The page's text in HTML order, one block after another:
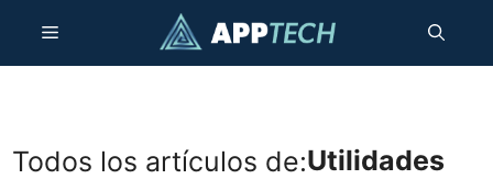
contenido
Menú
Todos los artículos de:Utilidades